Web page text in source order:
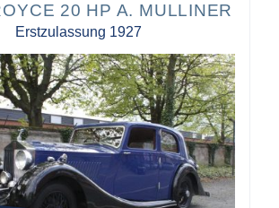
20 HP A. MULLINER
Erstzulassung 1927